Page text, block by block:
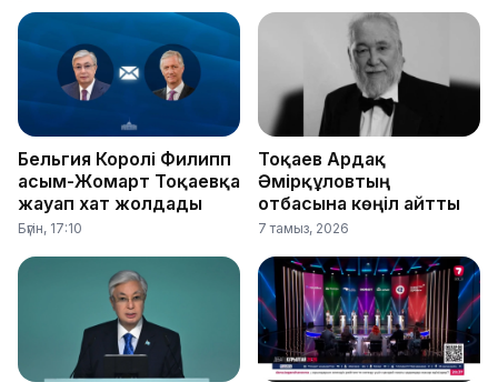
Бельгия Королі Филипп
Қасым-Жомарт Тоқаевқа
жауап хат жолдады
Бүгін, 17:10
Тоқаев Ардақ
Әмірқұловтың
отбасына көңіл айтты
7 тамыз, 2026